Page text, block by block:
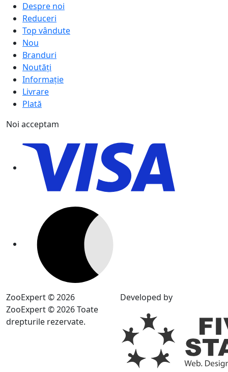
Despre noi
Reduceri
Top vândute
Nou
Branduri
Noutăți
Informație
Livrare
Plată
Noi acceptam
ZooExpert © 2026
ZooExpert © 2026 Toate
drepturile rezervate.
Developed by